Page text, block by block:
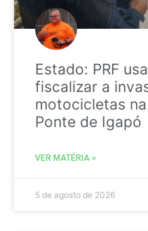
Estado: PRF
fiscalizar a
motocicletas
Ponte de Igapó
VER MATÉRIA »
5 de agosto de 2026